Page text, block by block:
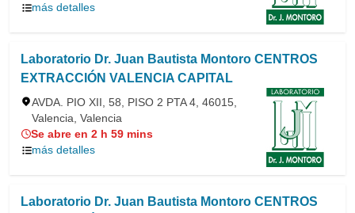
más detalles
Laboratorio Dr. Juan Bautista Montoro CENTROS
EXTRACCIÓN VALENCIA CAPITAL
AVDA. PIO XII, 58, PISO 2 PTA 4, 46015,
Valencia, Valencia
Se abre en 2 h 59 mins
más detalles
Laboratorio Dr. Juan Bautista Montoro CENTROS